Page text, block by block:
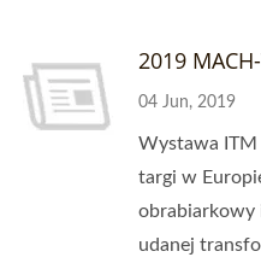
2019
04 Jun, 2019
Wystawa ITM
targi w
obrabiarkowy
udanej